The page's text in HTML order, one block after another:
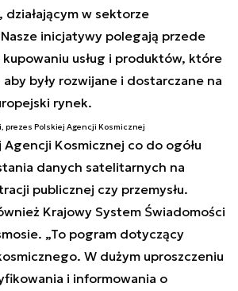
w sektorze
inicjatywy polegają przede
usług i produktów, które
były rozwijane i dostarczane na
rynek.
prezes Polskiej Agencji Kosmicznej
Agencji Kosmicznej co do ogółu
danych satelitarnych na
publicznej czy przemysłu.
Krajowy System Świadomości
„To pogram dotyczący
W dużym uproszczeniu
i informowania o